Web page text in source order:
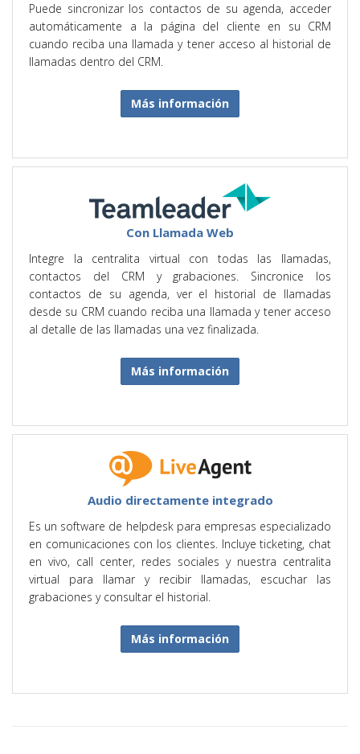
Puede sincronizar los contactos de su agenda, acceder
automáticamente a la página del cliente en su CRM
cuando reciba una llamada y tener acceso al historial de
llamadas dentro del CRM.
Más información
Con Llamada Web
Integre la centralita virtual con todas las llamadas,
contactos del CRM y grabaciones. Sincronice los
contactos de su agenda, ver el historial de llamadas
desde su CRM cuando reciba una llamada y tener acceso
al detalle de las llamadas una vez finalizada.
Más información
Audio directamente integrado
Es un software de helpdesk para empresas especializado
en comunicaciones con los clientes. Incluye ticketing, chat
en vivo, call center, redes sociales y nuestra centralita
virtual para llamar y recibir llamadas, escuchar las
grabaciones y consultar el historial.
Más información